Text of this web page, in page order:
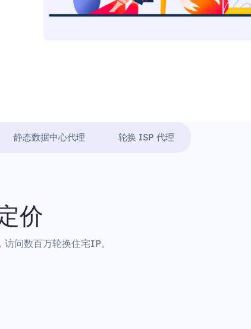
静态数据中心代理 轮换 ISP 代理
价
问数百万轮换住宅IP。